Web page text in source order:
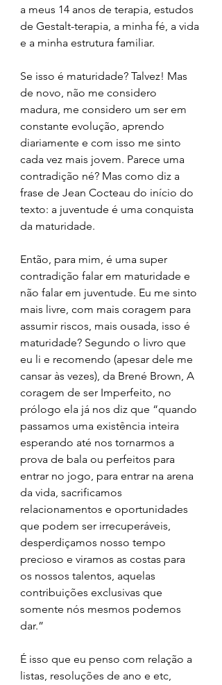
a meus 14 anos de terapia, estudos
de Gestalt-terapia, a minha fé, a vida
e a minha estrutura familiar.
Se isso é maturidade? Talvez! Mas
de novo, não me considero
madura, me considero um ser em
constante evolução, aprendo
diariamente e com isso me sinto
cada vez mais jovem. Parece uma
contradição né? Mas como diz a
frase de Jean Cocteau do início do
texto: a juventude é uma conquista
da maturidade.
Então, para mim, é uma super
contradição falar em maturidade e
não falar em juventude. Eu me sinto
mais livre, com mais coragem para
assumir riscos, mais ousada, isso é
maturidade? Segundo o livro que
eu li e recomendo (apesar dele me
cansar às vezes), da Brené Brown, A
coragem de ser Imperfeito, no
prólogo ela já nos diz que “quando
passamos uma existência inteira
esperando até nos tornarmos a
prova de bala ou perfeitos para
entrar no jogo, para entrar na arena
da vida, sacrificamos
relacionamentos e oportunidades
que podem ser irrecuperáveis,
desperdiçamos nosso tempo
precioso e viramos as costas para
os nossos talentos, aquelas
contribuições exclusivas que
somente nós mesmos podemos
dar.”
É isso que eu penso com relação a
listas, resoluções de ano e etc,